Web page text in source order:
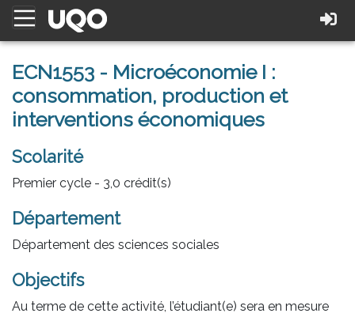
ECN1553 - Microéconomie I :
consommation, production et
interventions économiques
Scolarité
Premier cycle - 3,0 crédit(s)
Département
Département des sciences sociales
Objectifs
Au terme de cette activité, l’étudiant(e) sera en mesure